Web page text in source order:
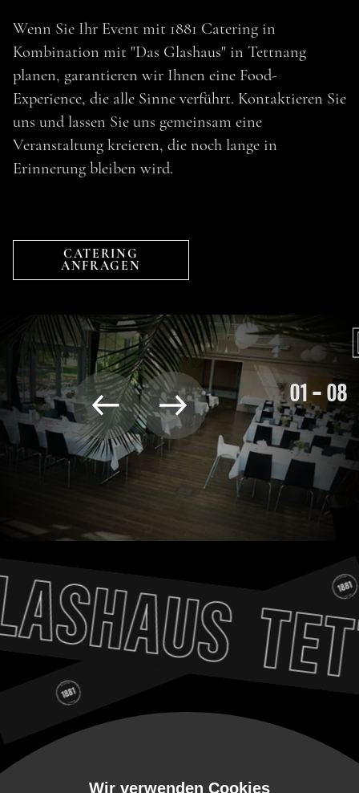
Wenn Sie Ihr Event mit 1881 Catering in
Kombination mit "Das Glashaus" in Tettnang
planen, garantieren wir Ihnen eine Food-
Experience, die alle Sinne verführt. Kontaktieren Sie
uns und lassen Sie uns gemeinsam eine
Veranstaltung kreieren, die noch lange in
Erinnerung bleiben wird.
CATERING
ANFRAGEN
01—08
Wir verwenden Cookies